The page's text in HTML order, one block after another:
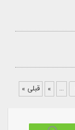
...
» قبلی »